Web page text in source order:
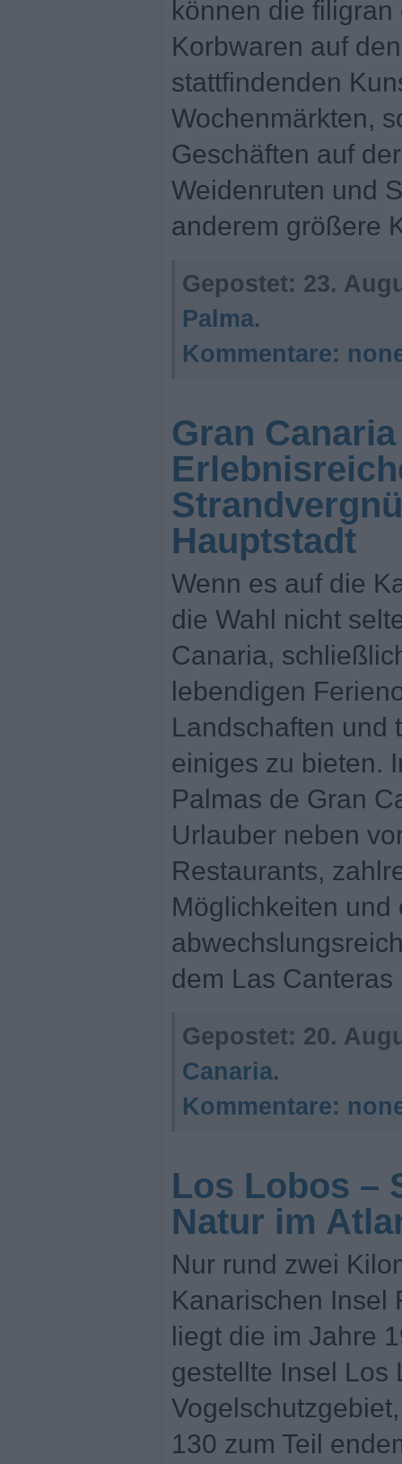
können die
Korbwaren auf
stattfindenden
Wochenmärkten,
Geschäften auf
Weidenruten und
anderem größere
Gepostet: 23.
Palma.
Kommentare:
Gran
Hauptstadt
Wenn es auf die
die Wahl nicht
Canaria,
lebendigen
Landschaften und
einiges zu bieten.
Palmas de Gran
Urlauber neben
Restaurants,
Möglichkeiten und
dem Las
Gepostet: 20.
Canaria.
Kommentare:
Los Lobos –
Natur im
Nur rund zwei
Kanarischen Insel
liegt die im Jahre
gestellte Insel Los
130 zum Teil